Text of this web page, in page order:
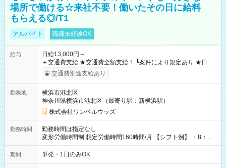
場所で働ける☆来社不要！働いたその日に給料
もらえる◎/T1
アルバイト 職種未経験OK
給与
日給13,000円～
＋交通費支給 ★交通費全額支給！ ┗案件により規定あり ★日払
いOK！（規定あり） ┗働いたその日に現金GET♪ お仕事後はコ
ンビニATMから 日払い分を引き落とせます！ 【試用期間】試
交通費別途支給あり
勤務地
横浜市港北区
神奈川県横浜市港北区（最寄り駅：新横浜駅）
株式会社ワンベルウッズ
勤務時間
勤務時間は指定なし
変形労働時間制 想定労働時間160時間/月 【シフト例】 ・8：00
～21：00
期間 単発・1日のみOK